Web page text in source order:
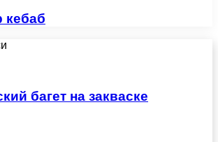
кебаб
багет на закваске